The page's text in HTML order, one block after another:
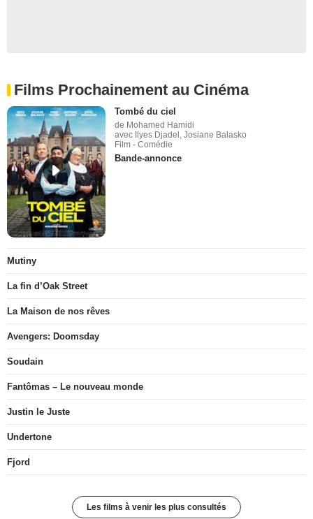
Films Prochainement au Cinéma
Tombé du ciel
de Mohamed Hamidi
avec Ilyes Djadel, Josiane Balasko
Film - Comédie
Bande-annonce
Mutiny
La fin d’Oak Street
La Maison de nos rêves
Avengers: Doomsday
Soudain
Fantômas – Le nouveau monde
Justin le Juste
Undertone
Fjord
Les films à venir les plus consultés